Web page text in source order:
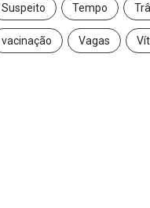
Suspeito Tempo
vacinação Vagas